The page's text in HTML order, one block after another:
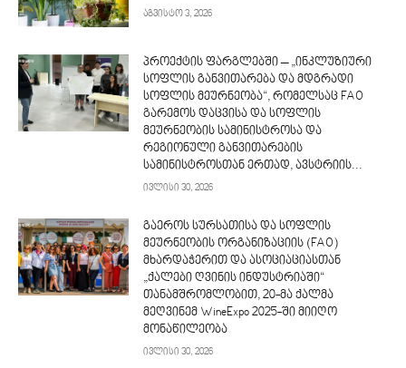
აგვისტო 3, 2026
პროექტის ფარგლებში – „ინკლუზიური
სოფლის განვითარება და მდგრადი
სოფლის მეურნეობა“, რომელსაც FAO
გარემოს დაცვისა და სოფლის
მეურნეობის სამინისტროსა და
რეგიონული განვითარების
სამინისტროსთან ერთად, ავსტრიის...
ივლისი 30, 2026
გაეროს სურსათისა და სოფლის
მეურნეობის ორგანიზაციის (FAO)
მხარდაჭერით და ასოციაციასთან
„ქალები ღვინის ინდუსტრიაში“
თანამშრომლობით, 20-მა ქალმა
მეღვინემ WineExpo 2025-ში მიიღო
მონაწილეობა
ივლისი 30, 2026